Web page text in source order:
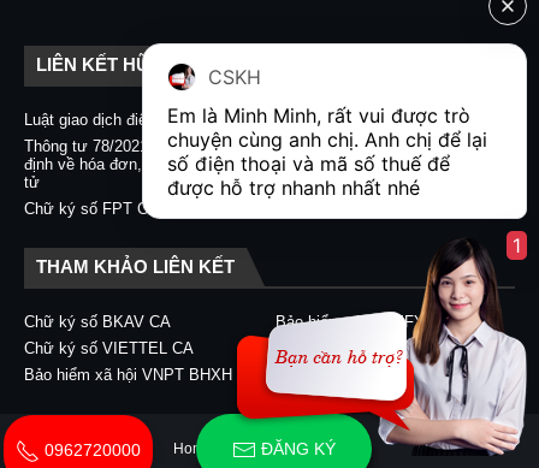
LIÊN KẾT HỮU ÍCH
Luật giao dịch điện tử
Nghị định 130/2018/NĐ-CP
Thông tư 78/2021/TT-BTC quy
định về hóa đơn, chứng từ điện
tử
Chữ ký số CA2 - Nacencomm
Chữ ký số VNPT CA
Chữ ký số BKAV CA
Chữ ký số FPT CA
THAM KHẢO LIÊN KẾT
Chữ ký số BKAV CA
Bảo hiểm xã hội EFY-eBHXH
Chữ ký số VIETTEL CA
Chữ ký số CA2 - Nacencomm
Bảo hiểm xã hội VNPT BHXH
Chữ ký số VNPT CA
Home About Contact Us
0962720000 ĐĂNG KÝ
CSKH
Em là Minh Minh, rất vui được trò
chuyện cùng anh chị. Anh chị để lại
số điện thoại và mã số thuế để
được hỗ trợ nhanh nhất nhé
1